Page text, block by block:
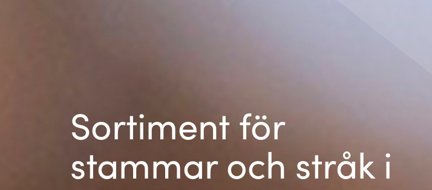
Sortiment för
stammar och stråk i